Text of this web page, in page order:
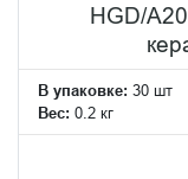
HGD/
В упаковке: 30 шт
Вес: 0.2 кг